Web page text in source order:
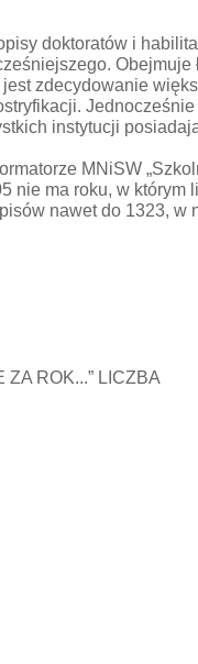
doktoratów i
Obejmuje
zdecydowanie
instytucji
MNiSW
nie ma roku, w którym
nawet do 1323, w
ROK...” LICZBA